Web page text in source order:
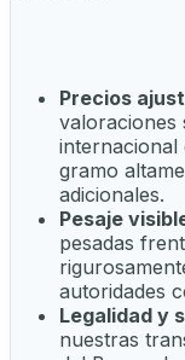
Precios
valoraciones
gramo
adicionales.
Pesaje
pesadas
autoridades
Legalidad y
nuestras